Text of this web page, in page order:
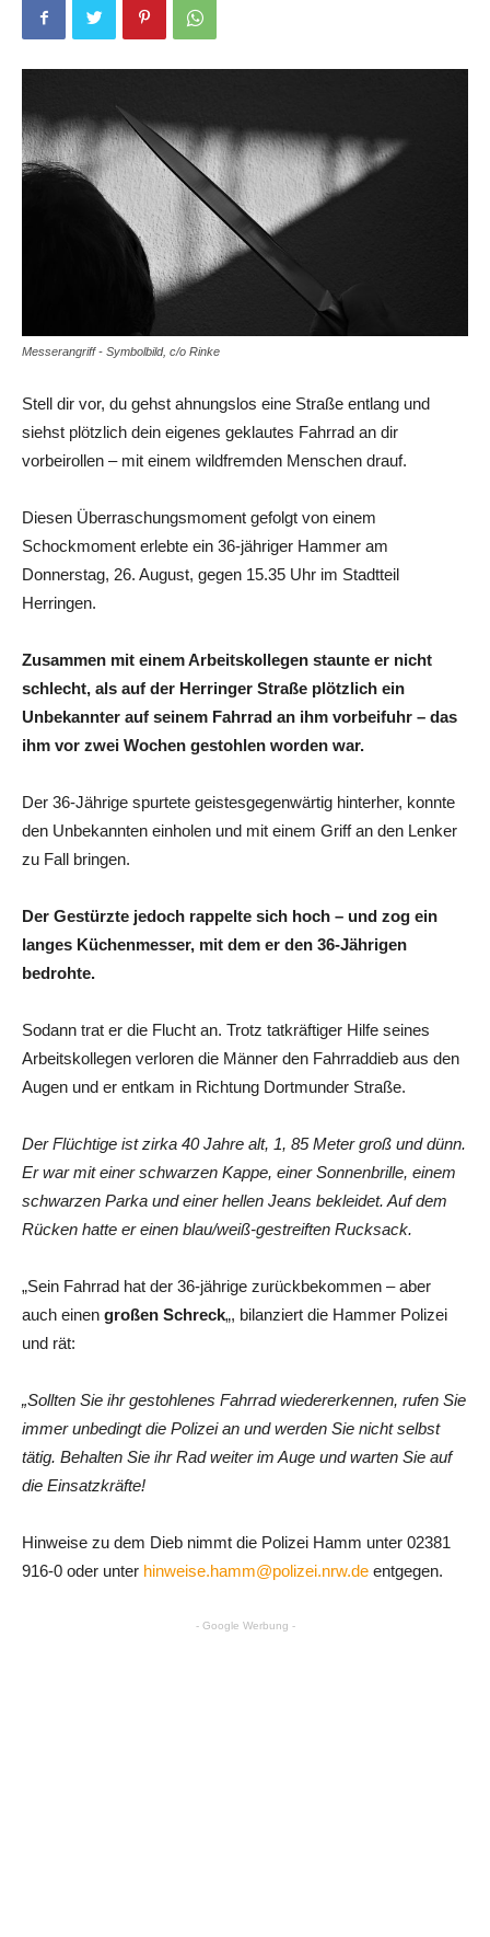
Messerangriff - Symbolbild, c/o Rinke
Stell dir vor, du gehst ahnungslos eine Straße entlang und
siehst plötzlich dein eigenes geklautes Fahrrad an dir
vorbeirollen – mit einem wildfremden Menschen drauf.
Diesen Überraschungsmoment gefolgt von einem
Schockmoment erlebte ein 36-jähriger Hammer am
Donnerstag, 26. August, gegen 15.35 Uhr im Stadtteil
Herringen.
Zusammen mit einem Arbeitskollegen staunte er nicht
schlecht, als auf der Herringer Straße plötzlich ein
Unbekannter auf seinem Fahrrad an ihm vorbeifuhr – das
ihm vor zwei Wochen gestohlen worden war.
Der 36-Jährige spurtete geistesgegenwärtig hinterher, konnte
den Unbekannten einholen und mit einem Griff an den Lenker
zu Fall bringen.
Der Gestürzte jedoch rappelte sich hoch – und zog ein
langes Küchenmesser, mit dem er den 36-Jährigen
bedrohte.
Sodann trat er die Flucht an. Trotz tatkräftiger Hilfe seines
Arbeitskollegen verloren die Männer den Fahrraddieb aus den
Augen und er entkam in Richtung Dortmunder Straße.
Der Flüchtige ist zirka 40 Jahre alt, 1, 85 Meter groß und dünn.
Er war mit einer schwarzen Kappe, einer Sonnenbrille, einem
schwarzen Parka und einer hellen Jeans bekleidet. Auf dem
Rücken hatte er einen blau/weiß-gestreiften Rucksack.
„Sein Fahrrad hat der 36-jährige zurückbekommen – aber
auch einen großen Schreck„, bilanziert die Hammer Polizei
und rät:
„Sollten Sie ihr gestohlenes Fahrrad wiedererkennen, rufen Sie
immer unbedingt die Polizei an und werden Sie nicht selbst
tätig. Behalten Sie ihr Rad weiter im Auge und warten Sie auf
die Einsatzkräfte!
Hinweise zu dem Dieb nimmt die Polizei Hamm unter 02381
916-0 oder unter hinweise.hamm@polizei.nrw.de entgegen.
- Google Werbung -